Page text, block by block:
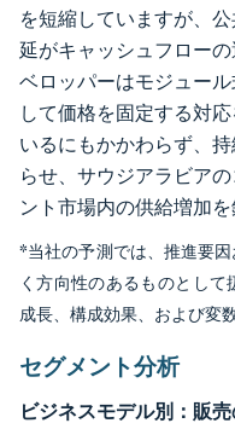
を短縮していますが、
延がキャッシュフロー
ベロッパーはモジュー
して価格を固定する対
いるにもかかわらず、
らせ、サウジアラビア
ント市場内の供給増加
*当社の予測では、推進要
く方向性のあるものとし
成長、構成効果、および変
セグメント分析
ビジネスモデル別：販